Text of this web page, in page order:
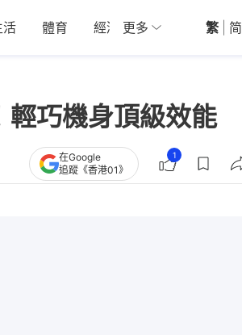
活 體育 經濟 01深圳 觀點
更多 繁 简
巧機身頂級效能
在Google
追蹤《香港01》
1